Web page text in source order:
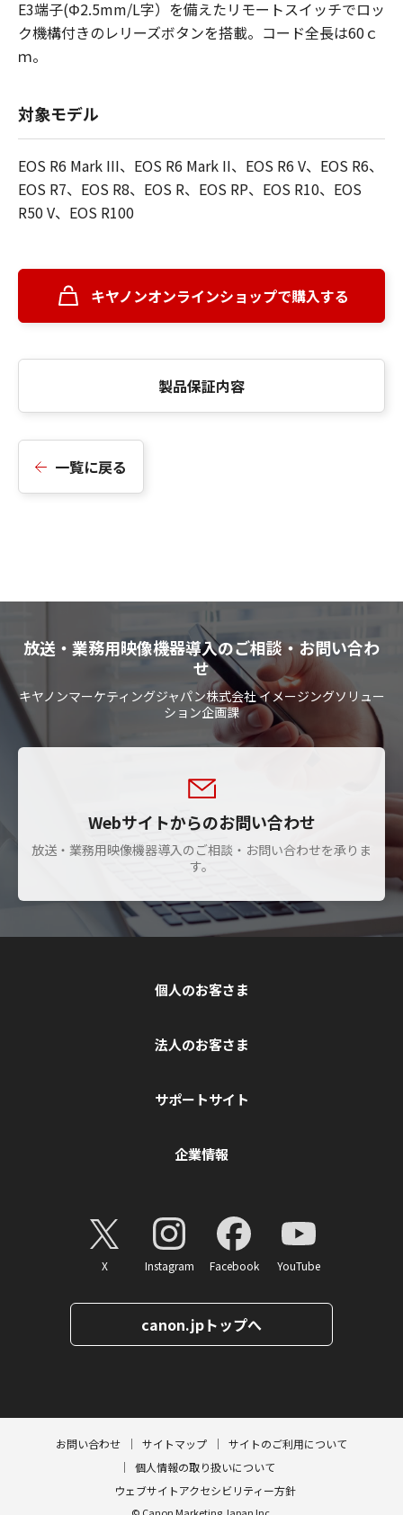
E3端子(Φ2.5mm/L字）を備えたリモートスイッチでロッ
ク機構付きのレリーズボタンを搭載。コード全長は60ｃ
ｍ。
対象モデル
EOS R6 Mark III、EOS R6 Mark II、EOS R6 V、EOS R6、
EOS R7、EOS R8、EOS R、EOS RP、EOS R10、EOS
R50 V、EOS R100
キヤノンオンラインショップで購入する
製品保証内容
一覧に戻る
放送・業務用映像機器導入のご相談・お問い合わ
せ
キヤノンマーケティングジャパン株式会社 イメージングソリュー
ション企画課
Webサイトからのお問い合わせ
放送・業務用映像機器導入のご相談・お問い合わせを承りま
す。
個人のお客さま
法人のお客さま
サポートサイト
企業情報
X Instagram Facebook YouTube
canon.jpトップへ
お問い合わせ サイトマップ
サイトのご利用について
個人情報の取り扱いについて
ウェブサイトアクセシビリティー方針